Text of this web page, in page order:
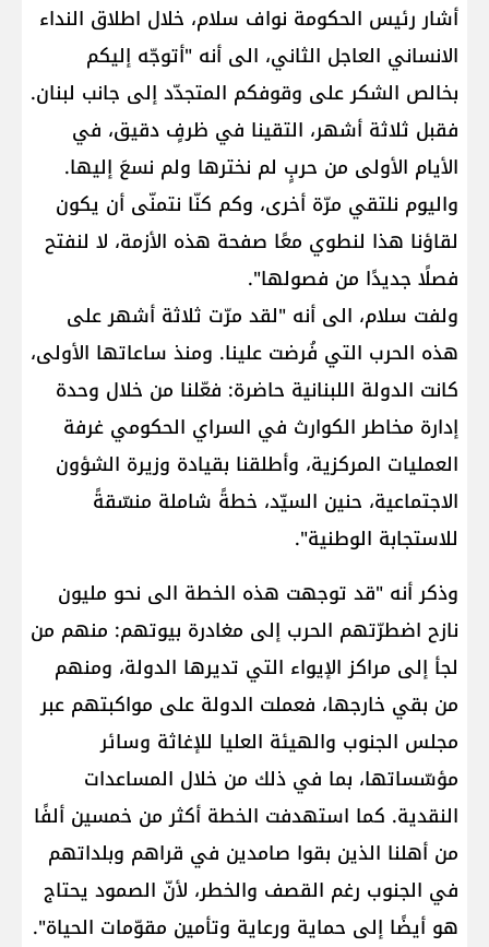
أشار رئيس الحكومة ​نواف سلام​، خلال اطلاق النداء
الانساني العاجل الثاني، الى أنه "أتوجّه إليكم
بخالص الشكر على وقوفكم المتجدّد إلى جانب ​لبنان​.
فقبل ثلاثة أشهر، التقينا في ظرفٍ دقيق، في
الأيام الأولى من حربٍ لم نخترها ولم نسعَ إليها.
واليوم نلتقي مرّة أخرى، وكم كنّا نتمنّى أن يكون
لقاؤنا هذا لنطوي معًا صفحة هذه الأزمة، لا لنفتح
فصلًا جديدًا من فصولها".
ولفت سلام، الى أنه "لقد مرّت ثلاثة أشهر على
هذه الحرب التي فُرضت علينا. ومنذ ساعاتها الأولى،
كانت الدولة اللبنانية حاضرة: فعّلنا من خلال وحدة
إدارة مخاطر الكوارث في السراي الحكومي غرفة
العمليات المركزية، وأطلقنا بقيادة وزيرة الشؤون
الاجتماعية، حنين السيّد، خطةً شاملة منسّقةً
للاستجابة الوطنية".
وذكر أنه "قد توجهت هذه الخطة الى نحو مليون
نازح اضطرّتهم الحرب إلى مغادرة بيوتهم: منهم من
لجأ إلى مراكز الإيواء التي تديرها الدولة، ومنهم
من بقي خارجها، فعملت الدولة على مواكبتهم عبر
مجلس الجنوب والهيئة العليا للإغاثة وسائر
مؤسّساتها، بما في ذلك من خلال المساعدات
النقدية. كما استهدفت الخطة أكثر من خمسين ألفًا
من أهلنا الذين بقوا صامدين في قراهم وبلداتهم
في الجنوب رغم القصف والخطر، لأنّ الصمود يحتاج
هو أيضًا إلى حماية ورعاية وتأمين مقوّمات الحياة".